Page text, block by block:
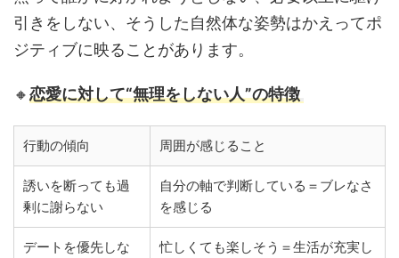
引きをしない、そうした自然体な姿勢はかえってポ
ジティブに映ることがあります。
🔸恋愛に対して“無理をしない人”の特徴
行動の傾向 周囲が感じること
誘いを断っても過
剰に謝らない
自分の軸で判断している＝ブレなさ
を感じる
デートを優先しな
忙しくても楽しそう＝生活が充実し